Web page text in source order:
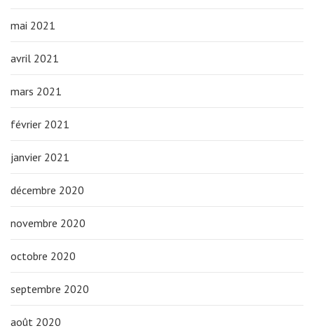
mai 2021
avril 2021
mars 2021
février 2021
janvier 2021
décembre 2020
novembre 2020
octobre 2020
septembre 2020
août 2020